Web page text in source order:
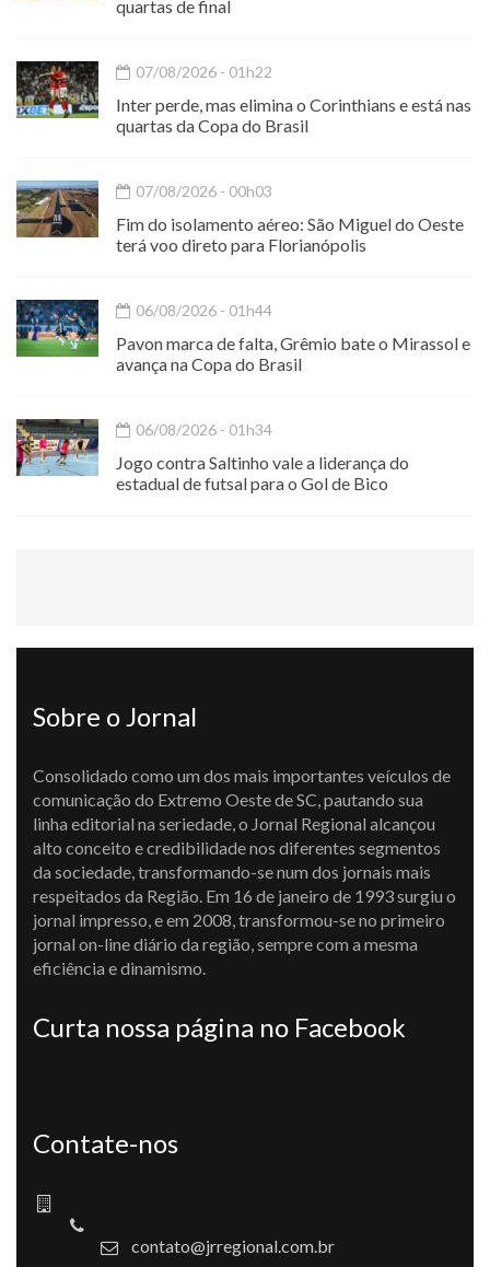
quartas de final
07/08/2026 - 01h22
Inter perde, mas elimina o Corinthians e está nas
quartas da Copa do Brasil
07/08/2026 - 00h03
Fim do isolamento aéreo: São Miguel do Oeste
terá voo direto para Florianópolis
06/08/2026 - 01h44
Pavon marca de falta, Grêmio bate o Mirassol e
avança na Copa do Brasil
06/08/2026 - 01h34
Jogo contra Saltinho vale a liderança do
estadual de futsal para o Gol de Bico
Sobre o Jornal
Consolidado como um dos mais importantes veículos de
comunicação do Extremo Oeste de SC, pautando sua
linha editorial na seriedade, o Jornal Regional alcançou
alto conceito e credibilidade nos diferentes segmentos
da sociedade, transformando-se num dos jornais mais
respeitados da Região. Em 16 de janeiro de 1993 surgiu o
jornal impresso, e em 2008, transformou-se no primeiro
jornal on-line diário da região, sempre com a mesma
eficiência e dinamismo.
Curta nossa página no Facebook
Contate-nos
contato@jrregional.com.br